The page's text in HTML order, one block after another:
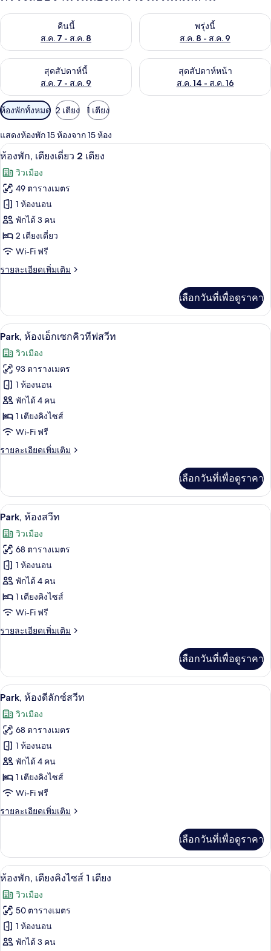
คืนนี้
ส.ค. 7 - ส.ค. 8
ตรวจสอบจำนวนห้องพักว่างในคืนนี้ ส.ค. 7 - ส.ค. 8พรุ่งนี้
ส.ค. 8 - ส.ค. 9
ตรวจสอบจำนวนห้องพักว่างใน
สุดสัปดาห์นี้
ส.ค. 7 - ส.ค. 9
ตรวจสอบจำนวนห้องพักว่างในสุดสัปดาห์นี้ ส.ค. 7 - ส.ค. 9
สุดสัปดาห์หน้า
ส.ค. 14 - ส.ค. 16
ตรวจสอบจำนวนห้องพักว่างใน
ตัว
กรอง
ที่
มี
ให้
สำหรับ
ห้อง
พัก
ห้องพักทั้งหมด 2 เตียง 1 เตียง
แสดงห้องพัก 15 ห้องจาก 15 ห้อง
เปิด
ภาพถ่าย
ทั้งหมด
ของ
ห้อง
พัก,
เตียง
เดี่ยว
เตียง
ห้องพัก, เตียงเดี่ยว 2 เตียง | เครื่องน
7
ห้องพัก, เตียงเดี่ยว 2 เตียง
วิวเมือง
49 ตารางเมตร
1 ห้องนอน
พักได้ 3 คน
2 เตียงเดี่ยว
Wi-Fi ฟรี
รายละเอียดเพิ่มเติม
ราย
เกี่ยว
กับ
ห้อง
เตียง
เดี่ยว
เตียง
เลือกวันที่เพื่อดูราคา
เปิด
ภาพถ่าย
ทั้งหมด
ของ
Park,
ห้อง
เอ็ก
เซก
ทีฟ
สวีท
Park, ห้องเอ็กเซกคิวทีฟสวีท | บริเวณ
5
Park, ห้องเอ็กเซกคิวทีฟสวีท
วิวเมือง
93 ตารางเมตร
1 ห้องนอน
พักได้ 4 คน
1 เตียงคิงไซส์
Wi-Fi ฟรี
รายละเอียดเพิ่มเติม
ราย
เกี่ยว
กับ
Park,
เอ็ก
เซก
คิว
ทีฟ
สวี
ท
เลือกวันที่เพื่อดูราคา
เปิด
ภาพถ่าย
ทั้งหมด
ของ
Park,
ห้อง
สวีท
Park, ห้องสวีท | บริเวณนั่งเล่น | ทีวีจ
5
Park, ห้องสวีท
วิวเมือง
68 ตารางเมตร
1 ห้องนอน
พักได้ 4 คน
1 เตียงคิงไซส์
Wi-Fi ฟรี
รายละเอียดเพิ่มเติม
ราย
เกี่ยว
กับ
Park,
สวี
ท
เลือกวันที่เพื่อดูราคา
เปิด
ภาพถ่าย
ทั้งหมด
ของ
Park,
ห้อง
ดี
ลัก
สวีท
Park, ห้องดีลักซ์สวีท | บริเวณนั่งเล่น |
5
Park, ห้องดีลักซ์สวีท
วิวเมือง
68 ตารางเมตร
1 ห้องนอน
พักได้ 4 คน
1 เตียงคิงไซส์
Wi-Fi ฟรี
รายละเอียดเพิ่มเติม
ราย
เกี่ยว
กับ
Park,
ดี
ลัก
สวี
ท
เลือกวันที่เพื่อดูราคา
เปิด
ภาพถ่าย
ทั้งหมด
ของ
ห้อง
ห้องพัก, เตียงคิงไซส์ 1 เตียง | เครื่อง
5
ห้องพัก, เตียงคิงไซส์ 1 เตียง
วิวเมือง
50 ตารางเมตร
1 ห้องนอน
พักได้ 3 คน